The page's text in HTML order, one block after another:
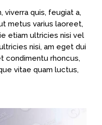
viverra quis, feugiat a,
metus varius laoreet,
etiam ultricies nisi vel
nisi, am eget dui
condimentu rhoncus,
vitae quam luctus,